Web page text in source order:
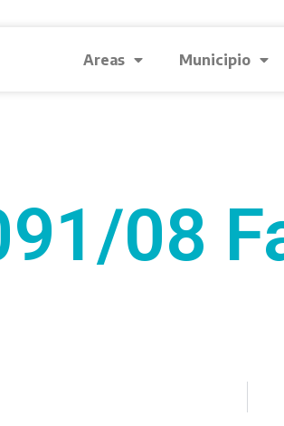
Areas Municipio
08